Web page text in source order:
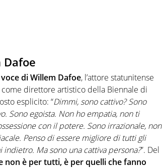
Dafoe
voce di Willem Dafoe, l’attore statunitense
direttore artistico della Biennale di
esplicito: “Dimmi, sono cattivo? Sono
Sono egoista. Non ho empatia, non ti
con il potere. Sono irrazionale, non
Penso di essere migliore di tutti gli
Ma sono una cattiva persona?”. Del
non è per tutti, è per quelli che fanno